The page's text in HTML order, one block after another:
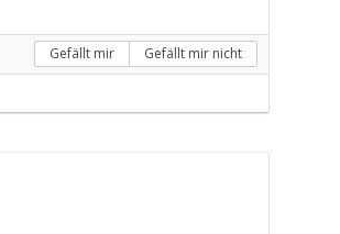
Gefällt mir Gefällt mir nicht